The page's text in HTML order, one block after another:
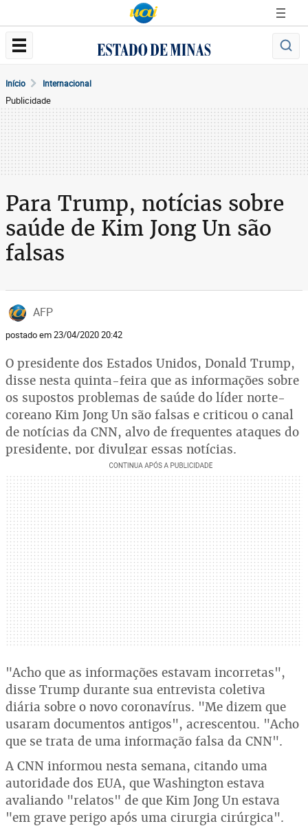
Início Internacional
Publicidade
Para Trump, notícias sobre
saúde de Kim Jong Un são
falsas
AFP
postado em 23/04/2020 20:42
O presidente dos Estados Unidos, Donald Trump,
disse nesta quinta-feira que as informações sobre
os supostos problemas de saúde do líder norte-
coreano Kim Jong Un são falsas e criticou o canal
de notícias da CNN, alvo de frequentes ataques do
presidente, por divulgar essas notícias.
"Acho que as informações estavam incorretas",
disse Trump durante sua entrevista coletiva
diária sobre o novo coronavírus. "Me dizem que
usaram documentos antigos", acrescentou. "Acho
que se trata de uma informação falsa da CNN".
A CNN informou nesta semana, citando uma
autoridade dos EUA, que Washington estava
avaliando "relatos" de que Kim Jong Un estava
"em grave perigo após uma cirurgia cirúrgica".